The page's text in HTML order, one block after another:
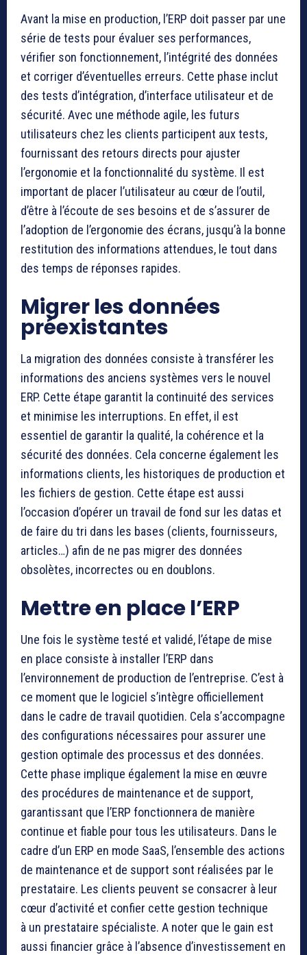
Avant la mise en production, l’ERP doit passer par une
série de tests pour évaluer ses performances,
vérifier son fonctionnement, l’intégrité des données
et corriger d’éventuelles erreurs. Cette phase inclut
des tests d’intégration, d’interface utilisateur et de
sécurité. Avec une méthode agile, les futurs
utilisateurs chez les clients participent aux tests,
fournissant des retours directs pour ajuster
l’ergonomie et la fonctionnalité du système. Il est
important de placer l’utilisateur au cœur de l’outil,
d’être à l’écoute de ses besoins et de s’assurer de
l’adoption de l’ergonomie des écrans, jusqu’à la bonne
restitution des informations attendues, le tout dans
des temps de réponses rapides.
Migrer les données
préexistantes
La migration des données consiste à transférer les
informations des anciens systèmes vers le nouvel
ERP. Cette étape garantit la continuité des services
et minimise les interruptions. En effet, il est
essentiel de garantir la qualité, la cohérence et la
sécurité des données. Cela concerne également les
informations clients, les historiques de production et
les fichiers de gestion. Cette étape est aussi
l’occasion d’opérer un travail de fond sur les datas et
de faire du tri dans les bases (clients, fournisseurs,
articles…) afin de ne pas migrer des données
obsolètes, incorrectes ou en doublons.
Mettre en place l’ERP
Une fois le système testé et validé, l’étape de mise
en place consiste à installer l’ERP dans
l’environnement de production de l’entreprise. C’est à
ce moment que le logiciel s’intègre officiellement
dans le cadre de travail quotidien. Cela s’accompagne
des configurations nécessaires pour assurer une
gestion optimale des processus et des données.
Cette phase implique également la mise en œuvre
des procédures de maintenance et de support,
garantissant que l’ERP fonctionnera de manière
continue et fiable pour tous les utilisateurs. Dans le
cadre d’un ERP en mode SaaS, l’ensemble des actions
de maintenance et de support sont réalisées par le
prestataire. Les clients peuvent se consacrer à leur
cœur d’activité et confier cette gestion technique
à un prestataire spécialiste. A noter que le gain est
aussi financier grâce à l’absence d’investissement en